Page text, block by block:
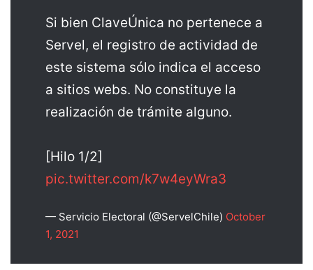
Si bien ClaveÚnica no pertenece a
Servel, el registro de actividad de
este sistema sólo indica el acceso
a sitios webs. No constituye la
realización de trámite alguno.
[Hilo 1/2]
pic.twitter.com/k7w4eyWra3
— Servicio Electoral (@ServelChile) October
1, 2021